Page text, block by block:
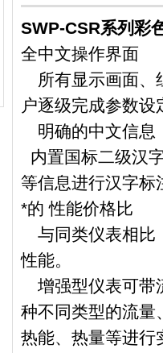
SWP-CSR系列彩
全中文操作界面
所有显示画面、
户逐级完成参数设
明确的中文信息
内置国标二级汉
等信息进行汉字标
*的 性能价格比
与同类仪表相比
性能。
增强型仪表可带
种不同类型的流量
热能、热量等进行